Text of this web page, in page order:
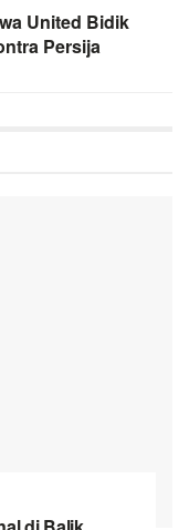
United Bidik
Persija